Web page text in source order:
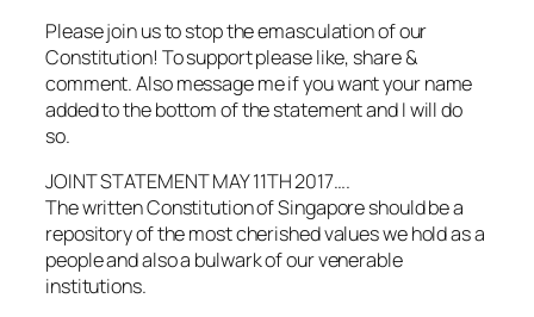
Please join us to stop the emasculation of our
Constitution! To support please like, share &
comment. Also message me if you want your name
added to the bottom of the statement and I will do
so.
JOINT STATEMENT MAY 11TH 2017….
The written Constitution of Singapore should be a
repository of the most cherished values we hold as a
people and also a bulwark of our venerable
institutions.